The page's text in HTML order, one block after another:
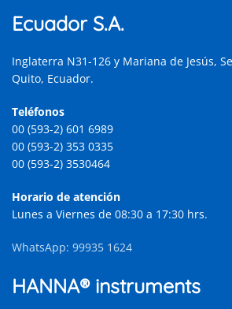
Ecuador S.A.
Inglaterra N31-126 y Mariana de Jesús,
Quito, Ecuador.
Teléfonos
00 (593-2) 601 6989
00 (593-2) 353 0335
00 (593-2) 3530464
Horario de atención
Lunes a Viernes de 08:30 a 17:30 hrs.
WhatsApp: 99935 1624
HANNA® instruments